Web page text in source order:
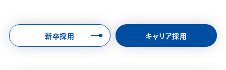
新卒採用 キャリア採用